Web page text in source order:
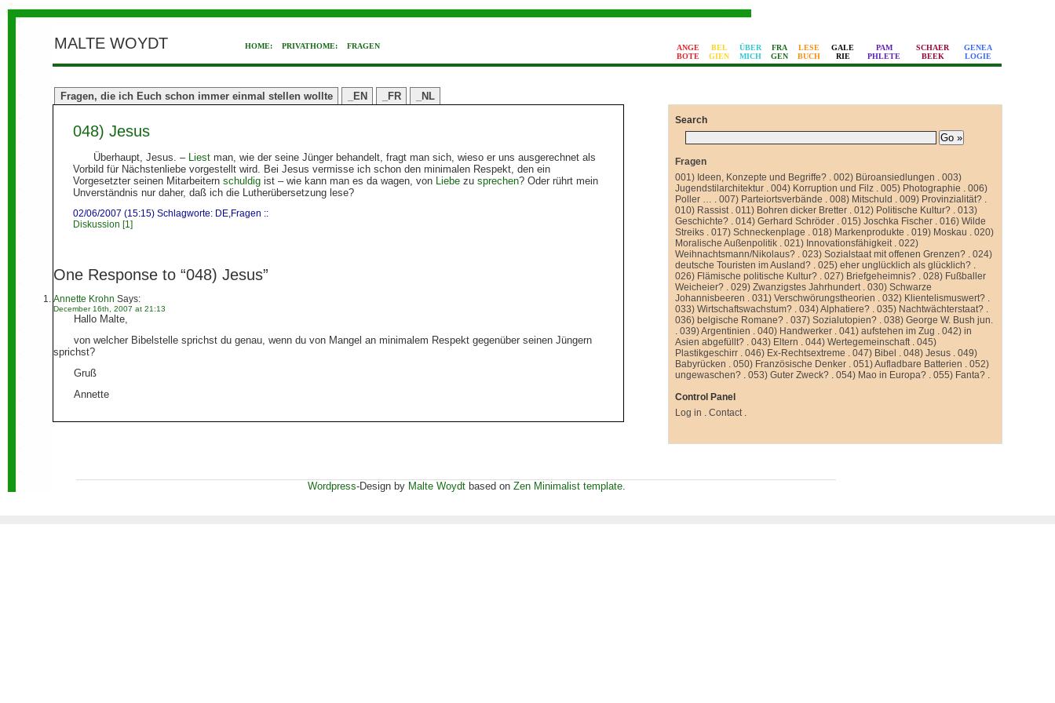
MALTE WOYDT HOME: PRIVATHOME: FRAGEN
ANGE
BOTE
BEL
GIEN
ÜBER
MICH
FRA
GEN
LESE
BUCH
GALE
RIE
PAM
PHLETE
SCHAER
BEEK
GENEA
LOGIE
Fragen, die ich Euch schon immer einmal stellen wollte _EN _FR _NL
048) Jesus
Überhaupt, Jesus. – Liest man, wie der seine Jünger behandelt, fragt man sich, wieso er uns ausgerechnet als
Vorbild für Nächstenliebe vorgestellt wird. Bei Jesus vermisse ich schon den minimalen Respekt, den ein
Vorgesetzter seinen Mitarbeiternschuldig ist – wie kann man es da wagen, von Liebe zusprechen? Oder rührt mein
Unverständnis nur daher, daß ich die Lutherübersetzung lese?
02/06/2007 (15:15) Schlagworte: DE,Fragen ::
Diskussion [1]
One Response to “048) Jesus”
Annette Krohn Says:
December 16th, 2007 at 21:13
Hallo Malte,
von welcher Bibelstelle sprichst du genau, wenn du von Mangel an minimalem Respekt gegenüber seinen Jüngern
sprichst?
Gruß
Annette
Search
Fragen
001) Ideen, Konzepte und Begriffe? .002) Büroansiedlungen .003)
Jugendstilarchitektur .004) Korruption und Filz .005) Photographie .006)
Poller … .007) Parteiortsverbände .008) Mitschuld .009) Provinzialität? .
010) Rassist.011) Bohren dicker Bretter .012) Politische Kultur? .013)
Geschichte? .014) Gerhard Schröder .015) Joschka Fischer .016) Wilde
Streiks .017) Schneckenplage .018) Markenprodukte .019) Moskau .020)
Moralische Außenpolitik .021) Innovationsfähigkeit.022)
Weihnachtsmann/Nikolaus? .023) Sozialstaat mit offenen Grenzen? .024)
deutsche Touristen im Ausland? .025) eher unglücklich als glücklich? .
026) Flämische politische Kultur? .027) Briefgeheimnis? .028) Fußballer
Weicheier? .029) Zwanzigstes Jahrhundert.030) Schwarze
Johannisbeeren .031) Verschwörungstheorien .032) Klientelismuswert? .
033) Wirtschaftswachstum? .034) Alphatiere? .035) Nachtwächterstaat? .
036) belgische Romane? .037) Sozialutopien? .038) George W. Bush jun.
.039) Argentinien .040) Handwerker .041) aufstehen im Zug .042) in
Asien abgefüllt? .043) Eltern .044) Wertegemeinschaft.045)
Plastikgeschirr .046) Ex-Rechtsextreme .047) Bibel .048) Jesus .049)
Babyrücken .050) Französische Denker .051) Aufladbare Batterien .052)
ungewaschen? .053) Guter Zweck? .054) Mao in Europa? .055) Fanta? .
Control Panel
Log in .Contact.
Wordpress-Design by Malte Woydtbased on Zen Minimalist template.